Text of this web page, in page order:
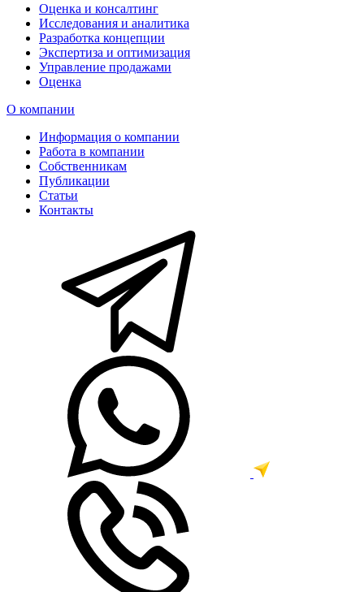
Оценка и консалтинг
Исследования и аналитика
Разработка концепции
Экспертиза и оптимизация
Управление продажами
Оценка
О компании
Информация о компании
Работа в компании
Собственникам
Публикации
Статьи
Контакты